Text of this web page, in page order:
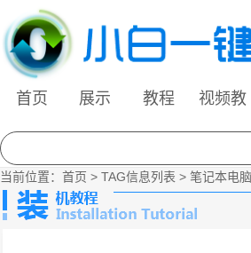
首页 展示 教程
视频教
当前位置： 首页 > TAG信息列表 > 笔记本电